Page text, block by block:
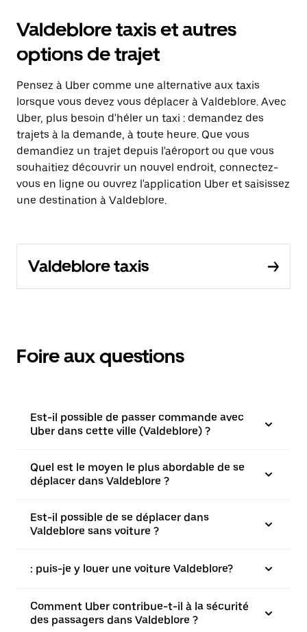
Valdeblore taxis et autres
options de trajet
Pensez à Uber comme une alternative aux taxis
lorsque vous devez vous déplacer à Valdeblore. Avec
Uber, plus besoin d'héler un taxi : demandez des
trajets à la demande, à toute heure. Que vous
demandiez un trajet depuis l'aéroport ou que vous
souhaitiez découvrir un nouvel endroit, connectez-
vous en ligne ou ouvrez l'application Uber et saisissez
une destination à Valdeblore.
Valdeblore taxis
Foire aux questions
Est-il possible de passer commande avec
Uber dans cette ville (Valdeblore) ?
Quel est le moyen le plus abordable de se
déplacer dans Valdeblore ?
Est-il possible de se déplacer dans
Valdeblore sans voiture ?
: puis-je y louer une voiture Valdeblore?
Comment Uber contribue-t-il à la sécurité
des passagers dans Valdeblore ?